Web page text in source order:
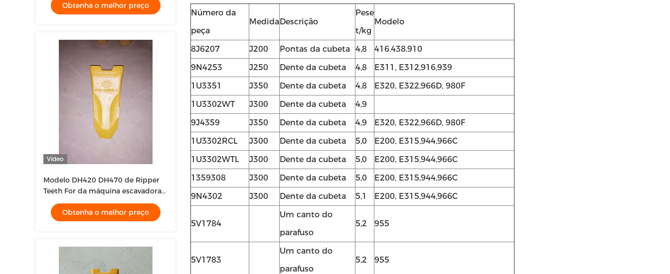
estilo de Daewoo
Obtenha o melhor preço
Vídeo
Modelo DH420 DH470 de Ripper
Teeth For da máquina escavadora
do formão da rocha de 2713-
1236RC Daewoo
Obtenha o melhor preço
Número da
peça
MedidaDescrição
Pese
t/kg
Modelo
8J6207 J200 Pontas da cubeta 4,8
416.438.910
9N4253
J250 Dente da cubeta 4,8
E311, E312,916,939
1U3351
J350 Dente da cubeta 4,8
E320, E322,966D, 980F
1U3302WT
J300 Dente da cubeta
4,9
9J4359
J350 Dente da cubeta 4,9
E320, E322,966D, 980F
1U3302RCL
J300 Dente da cubeta 5,0
E200, E315,944,966C
1U3302WTL
J300 Dente da cubeta 5,0
E200, E315,944,966C
1359308
J300 Dente da cubeta 5,0
E200, E315,944,966C
9N4302
J300 Dente da cubeta 5,1 E200, E315,944,966C
5V1784
Um canto do
parafuso
5,2 955
5V1783
Um canto do
parafuso
5,2 955